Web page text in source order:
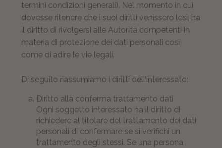
termini condizioni generali). Nel momento in cui
dovesse ritenere che i suoi diritti venissero lesi, ha
il diritto di rivolgersi alle Autorità competenti in
materia di protezione dei dati personali così
come di adire le vie legali.
Di seguito riassumiamo i diritti dell’interessato:
Diritto alla conferma trattamento dati
Ogni soggetto interessato ha il diritto di
richiedere al titolare del trattamento dei dati
personali di confermare se si verifichi un
trattamento degli stessi. Se una persona